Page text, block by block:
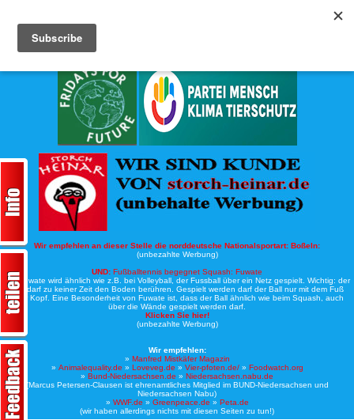
Wir empfehlen an dieser Stelle die norddeutsche Nationalsportart: Boßeln:
(unbezahlte Werbung)
UND: Fußballtennis begegnet Squash: Fuwate
Bei Fuwate wird ähnlich wie z.B. bei Volleyball, der Fussball über ein Netz gespielt. Wichtig: der
Ball darf zu keiner Zeit den Boden berühren. Gespielt werden darf der Ball nur mit dem Fuß
oder Kopf. Eine Besonderheit von Fuwate ist, dass der Ball ähnlich wie beim Squash, auch
über die Wände gespielt werden darf.
Klicken Sie hier!
(unbezahlte Werbung)
Wir empfehlen:
» Manfred Mistkäfer Magazin
» Animalequality.de » Loveveg.de » Vier-pfoten.de/» Foodwatch.org
» Bund-Niedersachsen.de » Niedersachsen.nabu.de
(Marcus Petersen-Clausen ist ehrenamtliches Mitglied im BUND-Niedersachsen und
Niedersachsen Nabu)
» WWF.de » Greenpeace.de » Peta.de
(wir haben allerdings nichts mit diesen Seiten zu tun!)